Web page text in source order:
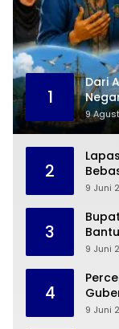
1
Dari
9
2
BRIZZI
9 Juni
3
9 Juni
4
9 Juni